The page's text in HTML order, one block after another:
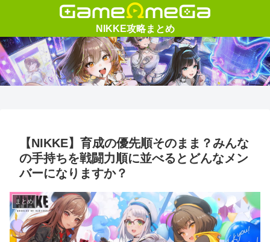
【NIKKE】育成の優先順そのまま？みんな
の手持ちを戦闘力順に並べるとどんなメン
バーになりますか？
まとめ